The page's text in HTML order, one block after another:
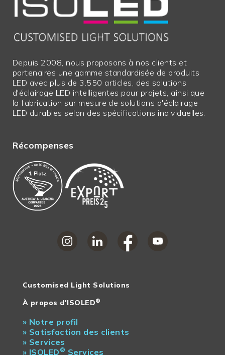
Garantie en
années
Prix net
Y
excédentaires
Marchandises
encombrantes
N
Largeur en mm 90,00 mm
Depuis 2008, nous proposons à nos clients et
partenaires une gamme standardisée de produits
LED avec plus de 3.550 articles, des solutions
d'éclairage LED intelligentes pour projets, ainsi que
la fabrication sur mesure de solutions d'éclairage
LED durables selon des spécifications individuelles.
Récompenses
Customised Light Solutions
À propos d'ISOLED®
» Notre profil
» Satisfaction des clients
» Services
» ISOLED ® Services